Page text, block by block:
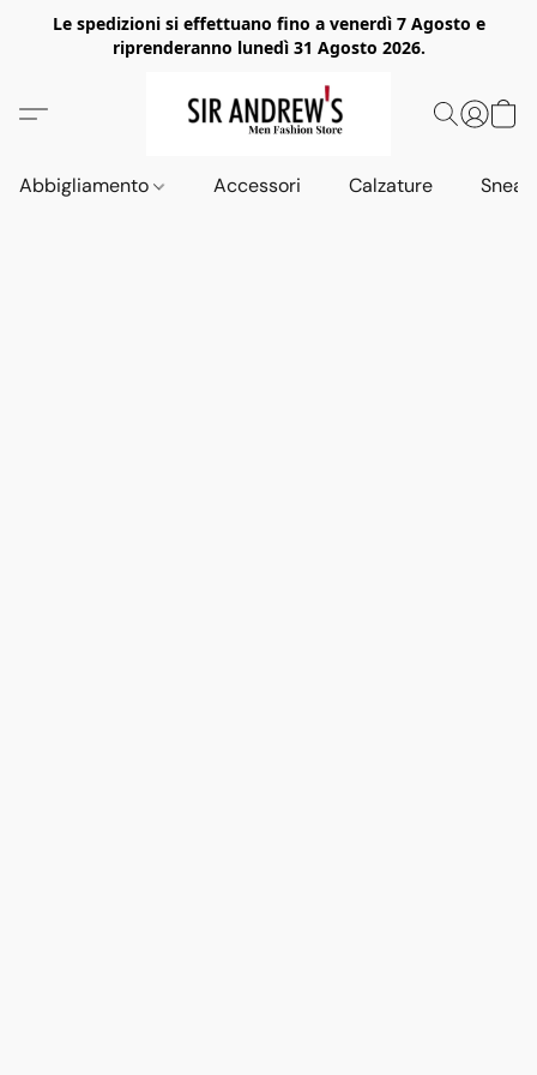
Le spedizioni si effettuano fino a venerdì 7 Agosto e
riprenderanno lunedì 31 Agosto 2026.
Abbigliamento Accessori Calzature